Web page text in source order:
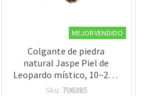
MEJOR VENDIDO
Colgante de piedra
natural Jaspe Piel de
Leopardo místico, 10~20 x
33~25 mm, pulido,
Sku: 706385